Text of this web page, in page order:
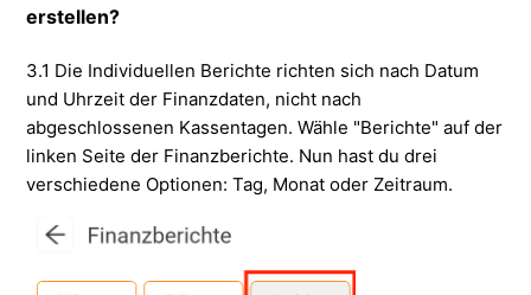
erstellen?
3.1 Die Individuellen Berichte richten sich nach Datum
und Uhrzeit der Finanzdaten, nicht nach
abgeschlossenen Kassentagen. Wähle "Berichte" auf der
linken Seite der Finanzberichte. Nun hast du drei
verschiedene Optionen: Tag, Monat oder Zeitraum.